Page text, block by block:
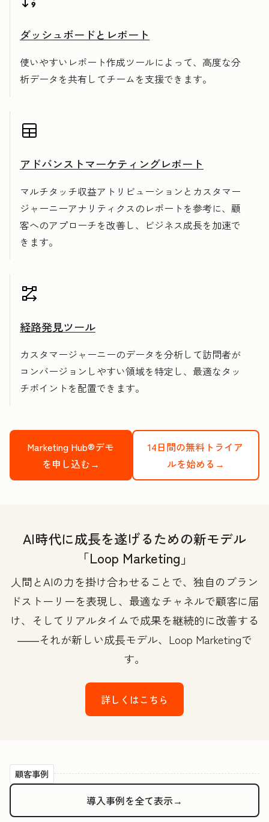
ダッシュボードとレポート
使いやすいレポート作成ツールによって、高度な分
析データを共有してチームを支援できます。
アドバンストマーケティングレポート
マルチタッチ収益アトリビューションとカスタマー
ジャーニーアナリティクスのレポートを参考に、顧
客へのアプローチを改善し、ビジネス成長を加速で
きます。
経路発見ツール
カスタマージャーニーのデータを分析して訪問者が
コンバージョンしやすい領域を特定し、最適なタッ
チポイントを配置できます。
Marketing Hub®デモ
を申し込む→
14日間の無料トライア
ルを始める→
AI時代に成長を遂げるための新モデル
「Loop Marketing」
人間とAIの力を掛け合わせることで、独自のブラン
ドストーリーを表現し、最適なチャネルで顧客に届
け、そしてリアルタイムで成果を継続的に改善する
――それが新しい成長モデル、Loop Marketingで
す。
詳しくはこちら
顧客事例
導入事例を全て表示→